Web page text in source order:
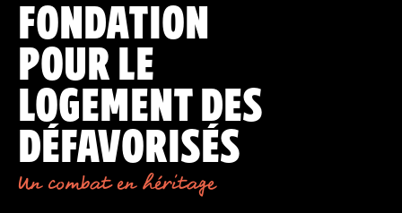
FONDATION
POUR LE
LOGEMENT DES
DÉFAVORISÉS
Un combat en héritage